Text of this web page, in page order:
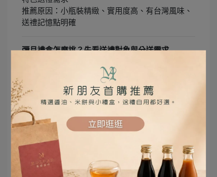
推薦原因：小瓶裝精緻、實用度高、有台灣風味、
送禮記憶點明確
彌月禮盒怎麼挑？先看送禮對象與分送需求
如果是要分送給辦公室同事，建議選擇獨立包裝、
方便分食的米餅禮盒。
如果是送給重要親友或長輩，可以選擇造型更有祝
福感的幸花酥 4 入禮盒。
如果對方喜歡料理，或希望禮物更貼近日常，小暮
釀手作醬油旅行組也是很有特色的選擇。
對於需要大量分送的彌月需求，常溫保存、單份包
裝、體積輕巧都很重要。暮朝食粹也可依需求搭配
客製小卡、祝福文字、指定出貨日或分批出貨，讓
每一份禮物都帶有專屬心意。